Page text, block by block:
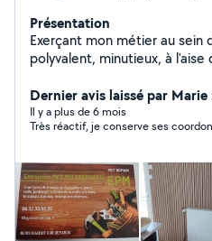
Présentation
Exerçant mon métier au sein
polyvalent, minutieux, à
entretien, taille, tonte,
de potagers et de poulailler... Création de clôture à
panneau rigide... Nettoyage Karcher
peinture, montage meubles,
de cuisine, faïence...
toute question. Devis gratuit
Dernier avis laissé par
Il y a plus de 6 mois
Très réactif, je conserve ses